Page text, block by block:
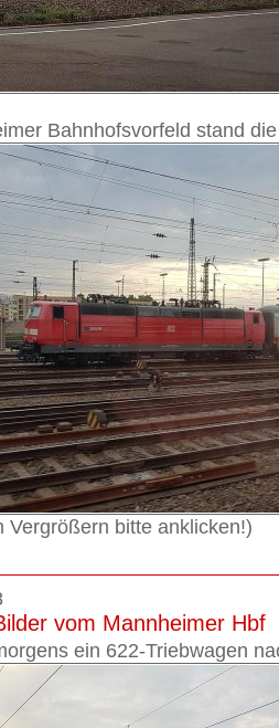
Bahnhofsvorfeld stand
Vergrößern bitte anklicken!)
vom Mannheimer Hbf
ein 622-Triebwagen